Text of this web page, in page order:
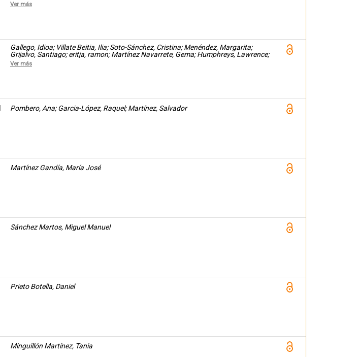
Ver más
Gallego, Idioa; Villate Beitia, Ilia; Soto-Sánchez, Cristina; Menéndez, Margarita;
Grijalvo, Santiago; eritja, ramon; Martínez Navarrete, Gema; Humphreys, Lawrence;
López Méndez, Tania; Puras, Gustavo; Fernández, Eduardo; Pedraz, José Luis
Ver más
Pombero, Ana; Garcia-López, Raquel; Martínez, Salvador
Martínez Gandía, María José
Sánchez Martos, Miguel Manuel
Prieto Botella, Daniel
Minguillón Martínez, Tania